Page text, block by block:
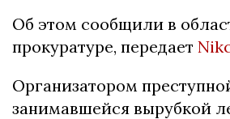
Об этом сообщили в
прокуратуре, передает
Организатором
занимавшейся вырубкой